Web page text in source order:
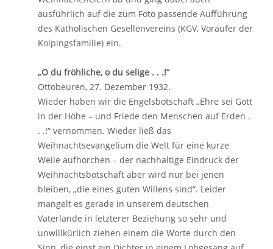
ausführlich auf die zum Foto passende Aufführung
des Katholischen Gesellenvereins (KGV, Voräufer der
Kolpingsfamilie) ein.
„O du fröhliche, o du selige . . .!“
Ottobeuren, 27. Dezember 1932.
Wieder haben wir die Engelsbotschaft „Ehre sei Gott
in der Höhe – und Friede den Menschen auf Erden .
. .!“ vernommen. Wieder ließ das
Weihnachtsevangelium die Welt für eine kurze
Weile aufhorchen – der nachhaltige Eindruck der
Weihnachtsbotschaft aber wird nur bei jenen
bleiben, „die eines guten Willens sind“. Leider
mangelt es gerade in unserem deutschen
Vaterlande in letzterer Beziehung so sehr und
unwillkürlich ziehen einem die Worte durch den